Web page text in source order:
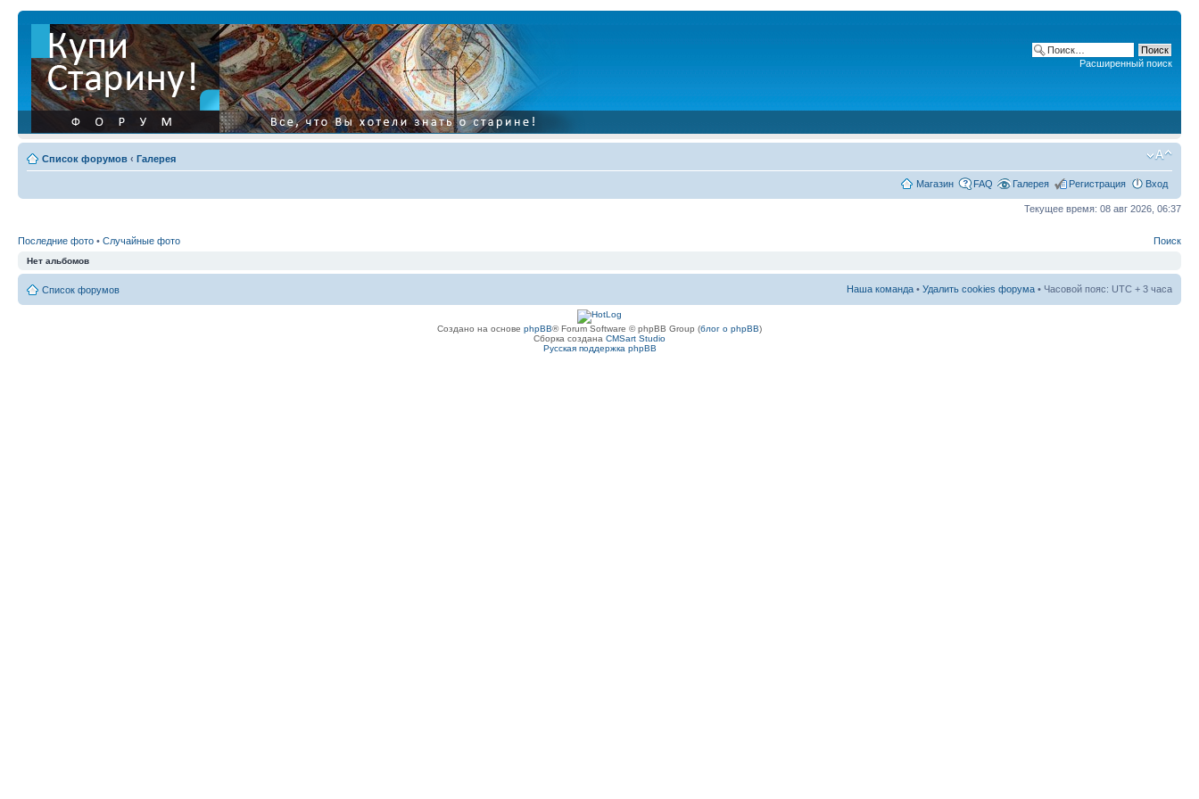
Расширенный поиск
Список форумов ‹ Галерея
Магазин FAQ Галерея Регистрация Вход
Текущее время: 08 авг 2026, 06:37
Последние фото • Случайные фото Поиск
Нет альбомов
Список форумов Наша команда • Удалить cookies форума • Часовой пояс: UTC + 3 часа
Создано на основе phpBB® Forum Software © phpBB Group (блог о phpBB)
Сборка создана CMSart Studio
Русская поддержка phpBB